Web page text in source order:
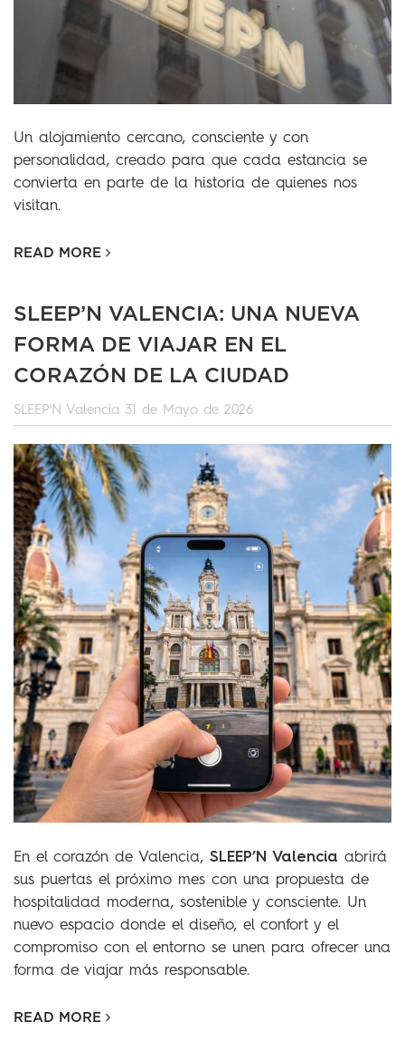
Un alojamiento cercano, consciente y con
personalidad, creado para que cada estancia se
convierta en parte de la historia de quienes nos
visitan.
READ MORE
SLEEP’N VALENCIA: UNA NUEVA
FORMA DE VIAJAR EN EL
CORAZÓN DE LA CIUDAD
SLEEP'N Valencia 31 de Mayo de 2026
En el corazón de Valencia, SLEEP’N Valencia abrirá
sus puertas el próximo mes con una propuesta de
hospitalidad moderna, sostenible y consciente. Un
nuevo espacio donde el diseño, el confort y el
compromiso con el entorno se unen para ofrecer una
forma de viajar más responsable.
READ MORE